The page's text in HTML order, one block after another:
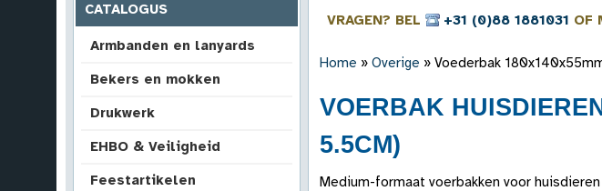
CATALOGUS
Armbanden en lanyards
Bekers en mokken
Drukwerk
EHBO & Veiligheid
Feestartikelen
VRAGEN? BEL +31 (0)88 1881031 OF
Home » Overige » Voederbak
VOERBAK
5.5CM)
Medium-formaat voerbakken voor